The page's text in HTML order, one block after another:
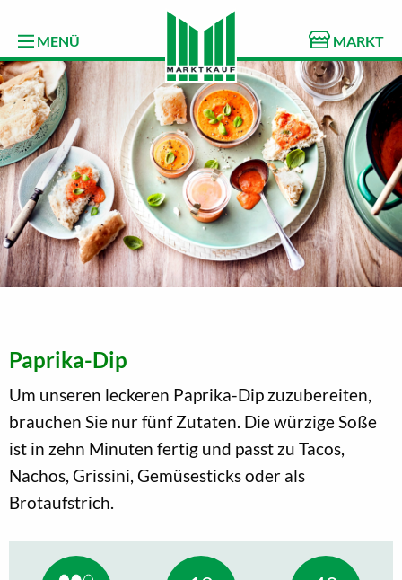
MENÜ MARKT
Paprika-Dip
Um unseren leckeren Paprika-Dip zuzubereiten,
brauchen Sie nur fünf Zutaten. Die würzige Soße
ist in zehn Minuten fertig und passt zu Tacos,
Nachos, Grissini, Gemüsesticks oder als
Brotaufstrich.